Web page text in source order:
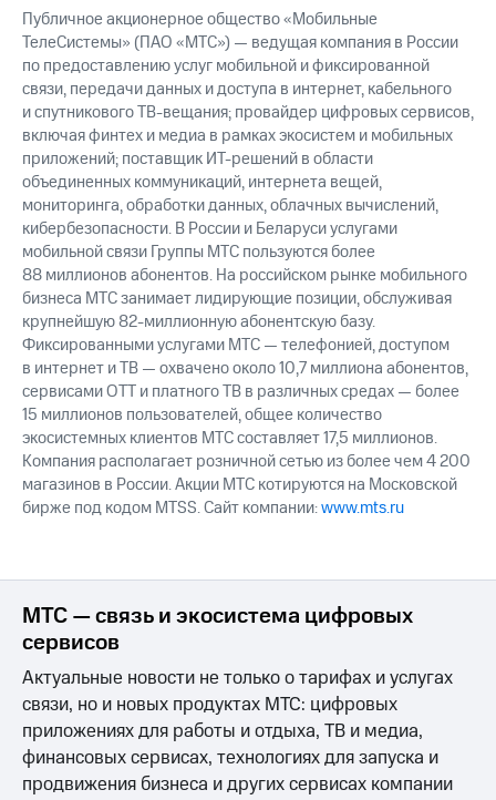
Уведомление
о
погашении
именных
облигаций
Другое
Регистратор
Реквизиты
Контакты
развитие
деловая этика
На главную
Публичное акционерное общество «Мобильные
ТелеСистемы» (ПАО «МТС») — ведущая компания в России
по предоставлению услуг мобильной и фиксированной
связи, передачи данных и доступа в интернет, кабельного
и спутникового ТВ-вещания; провайдер цифровых сервисов,
включая финтех и медиа в рамках экосистем и мобильных
приложений; поставщик ИТ-решений в области
объединенных коммуникаций, интернета вещей,
мониторинга, обработки данных, облачных вычислений,
кибербезопасности. В России и Беларуси услугами
мобильной связи Группы МТС пользуются более
88 миллионов абонентов. На российском рынке мобильного
бизнеса МТС занимает лидирующие позиции, обслуживая
крупнейшую 82-миллионную абонентскую базу.
Фиксированными услугами МТС — телефонией, доступом
в интернет и ТВ — охвачено около 10,7 миллиона абонентов,
сервисами OTT и платного ТВ в различных средах — более
15 миллионов пользователей, общее количество
экосистемных клиентов МТС составляет 17,5 миллионов.
Компания располагает розничной сетью из более чем 4 200
магазинов в России. Акции МТС котируются на Московской
бирже под кодом MTSS. Сайт компании:www.mts.ru
МТС — связь и экосистема цифровых
сервисов
Актуальные новости не только о тарифах и услугах
связи, но и новых продуктах МТС: цифровых
приложениях для работы и отдыха, ТВ и медиа,
финансовых сервисах, технологиях для запуска и
продвижения бизнеса и других сервисах компании